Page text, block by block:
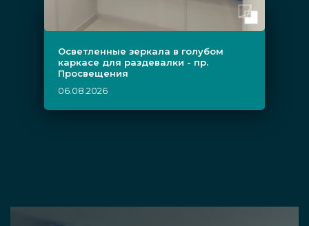
Осветленные зеркала в голубом
каркасе для раздевалки - пр.
Просвещения
06.08.2026